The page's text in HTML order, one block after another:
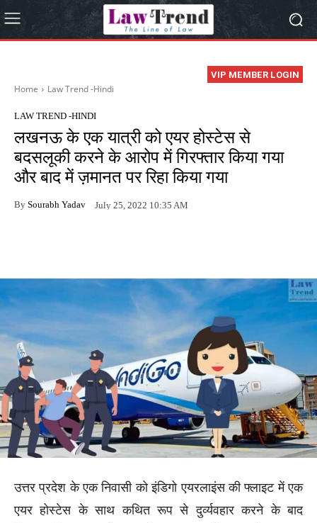
VIP MEMBER LOGIN
Home Law Trend -Hindi
LAW TREND -HINDI
लखनऊ के एक यात्री को एयर होस्टेस से
बदसलूकी करने के आरोप में गिरफ्तार किया गया
और बाद में ज़मानत पर रिहा किया गया
By Sourabh Yadav July 25, 2022 10:35 AM
उत्तर प्रदेश के एक निवासी को इंडिगो एयरलाइंस की फ्लाइट में एक
एयर होस्टेस के साथ कथित रूप से दुर्व्यवहार करने के बाद